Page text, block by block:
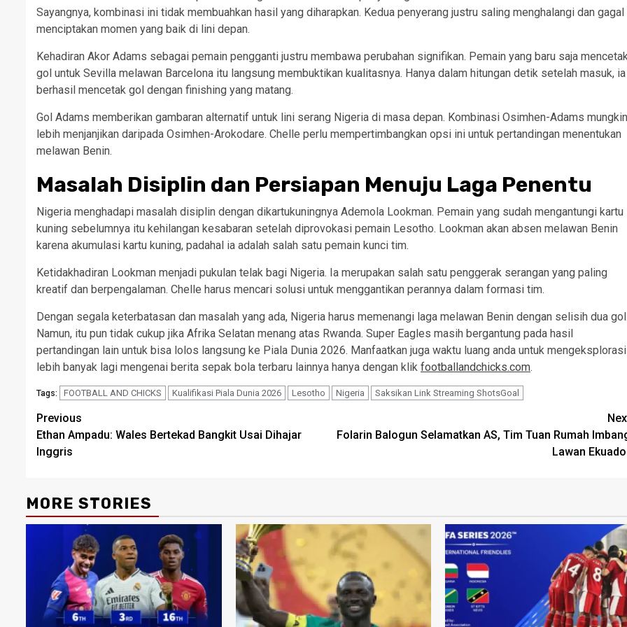
Sayangnya, kombinasi ini tidak membuahkan hasil yang diharapkan. Kedua penyerang justru saling menghalangi dan gagal
menciptakan momen yang baik di lini depan.
Kehadiran Akor Adams sebagai pemain pengganti justru membawa perubahan signifikan. Pemain yang baru saja
gol untuk Sevilla melawan Barcelona itu langsung membuktikan kualitasnya. Hanya dalam hitungan detik setelah masuk, ia
berhasil mencetak gol dengan finishing yang matang.
Gol Adams memberikan gambaran alternatif untuk lini serang Nigeria di masa depan. Kombinasi Osimhen-Adams mungkin
lebih menjanjikan daripada Osimhen-Arokodare. Chelle perlu mempertimbangkan opsi ini untuk pertandingan menentukan
melawan Benin.
Masalah Disiplin dan Persiapan Menuju Laga Penentu
Nigeria menghadapi masalah disiplin dengan dikartukuningnya Ademola Lookman. Pemain yang sudah mengantungi kartu
kuning sebelumnya itu kehilangan kesabaran setelah diprovokasi pemain Lesotho. Lookman akan absen melawan Benin
karena akumulasi kartu kuning, padahal ia adalah salah satu pemain kunci tim.
Ketidakhadiran Lookman menjadi pukulan telak bagi Nigeria. Ia merupakan salah satu penggerak serangan yang paling
kreatif dan berpengalaman. Chelle harus mencari solusi untuk menggantikan perannya dalam formasi tim.
Dengan segala keterbatasan dan masalah yang ada, Nigeria harus memenangi laga melawan Benin dengan selisih dua
Namun, itu pun tidak cukup jika Afrika Selatan menang atas Rwanda. Super Eagles masih bergantung pada hasil
pertandingan lain untuk bisa lolos langsung ke Piala Dunia 2026. Manfaatkan juga waktu luang anda untuk mengeksplorasi
lebih banyak lagi mengenai berita sepak bola terbaru lainnya hanya dengan klik footballandchicks.com.
Tags: FOOTBALL AND CHICKS Kualifikasi Piala Dunia 2026 Lesotho Nigeria Saksikan Link Streaming ShotsGoal
Post
navigation
Previous
Ethan Ampadu: Wales Bertekad Bangkit Usai Dihajar
Inggris
Folarin Balogun Selamatkan AS, Tim Tuan Rumah
Lawan
MORE STORIES